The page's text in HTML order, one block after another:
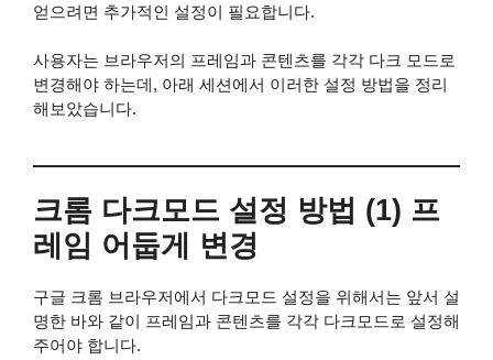
얻으려면 추가적인 설정이 필요합니다.
사용자는 브라우저의 프레임과 콘텐츠를 각각 다크 모드로
변경해야 하는데, 아래 세션에서 이러한 설정 방법을 정리
해보았습니다.
크롬 다크모드 설정 방법 (1) 프
레임 어둡게 변경
구글 크롬 브라우저에서 다크모드 설정을 위해서는 앞서 설
명한 바와 같이 프레임과 콘텐츠를 각각 다크모드로 설정해
주어야 합니다.